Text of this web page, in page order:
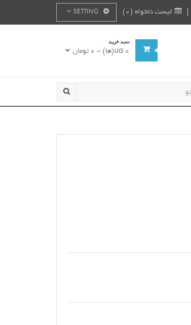
لیست دلخواه (0) SETTING
سبد خرید
0 کالا(ها) - 0 تومان